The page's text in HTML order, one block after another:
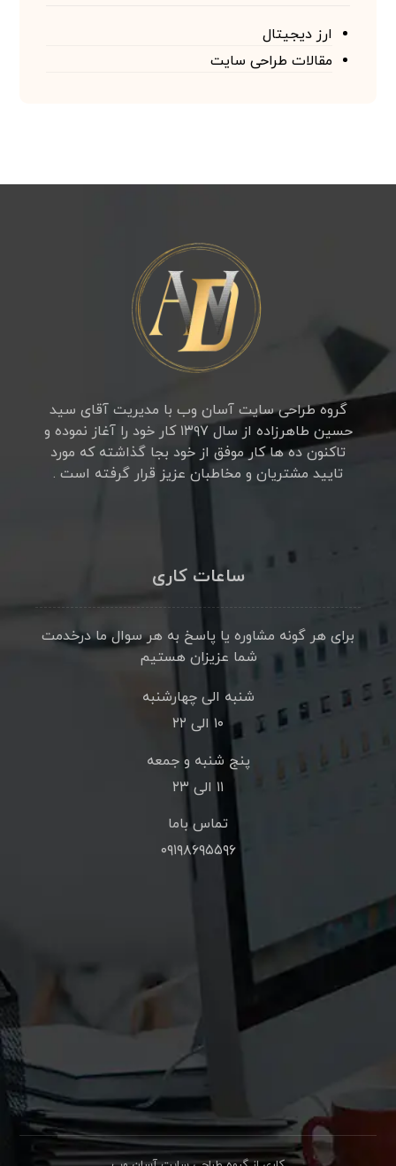
ارز دیجیتال
مقالات طراحی سایت
گروه طراحی سایت آسان وب با مدیریت آقای سید
حسین طاهرزاده از سال ۱۳۹۷ کار خود را آغاز نموده و
تاکنون ده ها کار موفق از خود بجا گذاشته که مورد
تایید مشتریان و مخاطبان عزیز قرار گرفته است .
ساعات کاری
برای هر گونه مشاوره یا پاسخ به هر سوال ما درخدمت
شما عزیزان هستیم
شنبه الی چهارشنبه
۱۰ الی ۲۲
پنج شنبه و جمعه
۱۱ الی ۲۳
تماس باما
۰۹۱۹۸۶۹۵۵۹۶